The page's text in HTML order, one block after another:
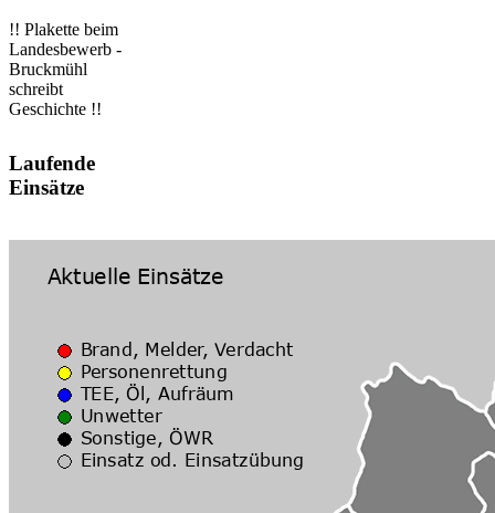
!! Plakette beim
Landesbewerb -
Bruckmühl
schreibt
Geschichte !!
Laufende
Einsätze